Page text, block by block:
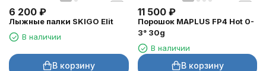
6 200 ₽
Лыжные палки SKIGO Elit
В наличии
В корзину
11 500 ₽
Порошок MAPLUS FP4 Hot 0-
3° 30g
В наличии
В корзину